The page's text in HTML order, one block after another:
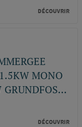
DÉCOUVRIR
MONO
GRUNDFOS...
DÉCOUVRIR